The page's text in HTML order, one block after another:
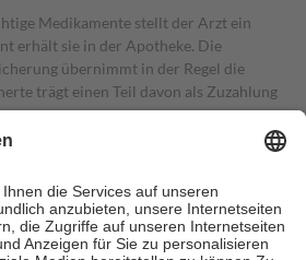
Medikamente stellt der Arzt ein
erhält sie in der Apotheke. Die
übernimmt in der Regel die
trägt einen Teil davon als Zuzahlung
Zuzahlungen in Höhe von zehn
sind jedoch nie mehr als die tatsächlichen
auch für Online-Apotheken.
Krankenpflege beträgt die